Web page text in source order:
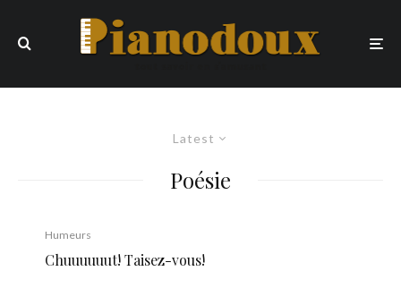
Latest
Poésie
Humeurs
Chuuuuuut! Taisez-vous!